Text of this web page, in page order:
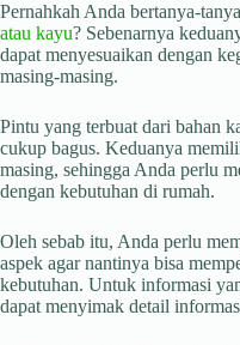
Pernahkah Anda bertanya-
atau kayu? Sebenarnya
dapat menyesuaikan dengan
masing-masing.
Pintu yang terbuat dari bahan
cukup bagus. Keduanya
masing, sehingga Anda perlu
dengan kebutuhan di rumah.
Oleh sebab itu, Anda perlu
aspek agar nantinya bisa
kebutuhan. Untuk informasi
dapat menyimak detail